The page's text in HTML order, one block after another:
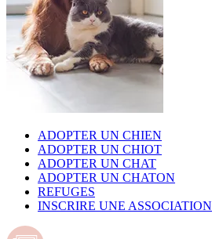
ADOPTER UN CHIEN
ADOPTER UN CHIOT
ADOPTER UN CHAT
ADOPTER UN CHATON
REFUGES
INSCRIRE UNE ASSOCIATION